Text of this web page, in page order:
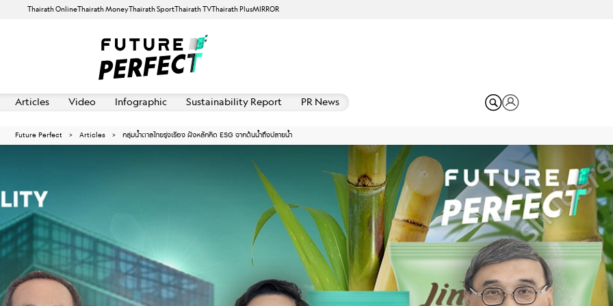
Thairath OnlineThairath MoneyThairath SportThairath TVThairath PlusMIRROR
Articles Video Infographic Sustainability Report PR News
Future Perfect Articles กลุ่มน้ำตาลไทยรุ่งเรือง ฝังหลักคิด ESG จากต้นน้ำถึงปลายน้ำ